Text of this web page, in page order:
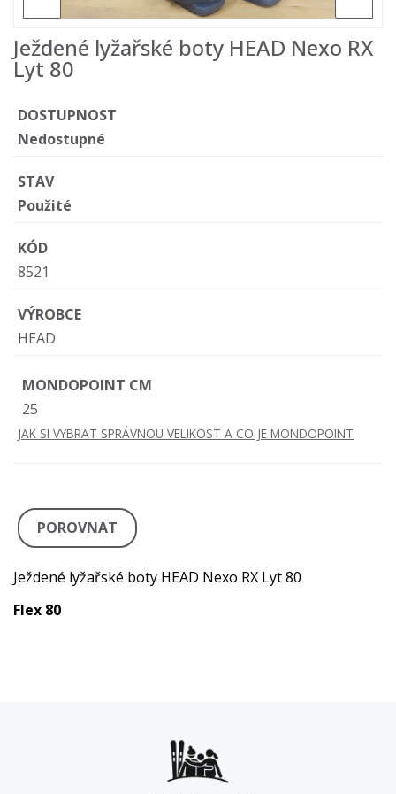
Ježdené lyžařské boty HEAD Nexo RX
Lyt 80
DOSTUPNOST
Nedostupné
STAV
Použité
KÓD
8521
VÝROBCE
HEAD
MONDOPOINT CM
25
JAK SI VYBRAT SPRÁVNOU VELIKOST A CO JE MONDOPOINT
POROVNAT
Ježdené lyžařské boty HEAD Nexo RX Lyt 80
Flex 80